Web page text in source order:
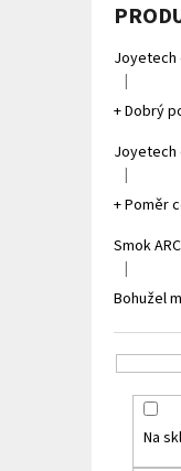
|
+ Dobrý
|
+ Poměr
Smok
|
Bohužel
Na